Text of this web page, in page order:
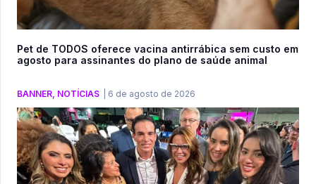
Pet de TODOS oferece vacina antirrábica sem custo em
agosto para assinantes do plano de saúde animal
BANNER NOTÍCIAS 6 de agosto de 2026